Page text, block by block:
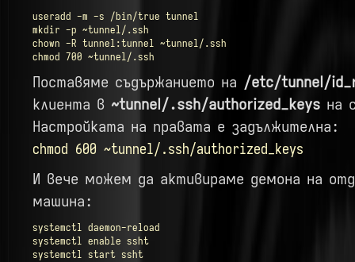
useradd -m -s /bin/true tunnel
mkdir -p ~tunnel/.ssh
chown -R tunnel:tunnel ~tunnel/.ssh
chmod 700 ~tunnel/.ssh
Поставяме съдържанието на /etc/tunnel/
клиента в ~tunnel/.ssh/authorized_keys на
Настройката на правата е задължителна:
chmod 600 ~tunnel/.ssh/authorized_keys
И вече можем да активираме демона на
машина:
systemctl daemon-reload
systemctl enable ssht
systemctl start ssht